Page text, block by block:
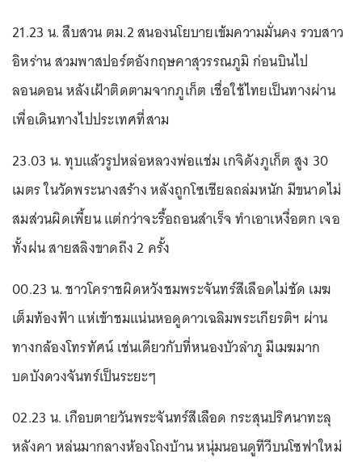
21.23 น. สืบสวน ตม.2 สนองนโยบายเข้มความมั่นคง รวบสาว
อิหร่าน สวมพาสปอร์ตอังกฤษคาสุวรรณภูมิ ก่อนบินไป
ลอนดอน หลังเฝ้าติดตามจากภูเก็ต เชื่อใช้ไทยเป็นทางผ่าน
เพื่อเดินทางไปประเทศที่สาม
23.03 น. ทุบแล้วรูปหล่อหลวงพ่อแช่ม เกจิดังภูเก็ต สูง 30
เมตร ในวัดพระนางสร้าง หลังถูกโซเชียลถล่มหนัก มีขนาดไม่
สมส่วนผิดเพี้ยน แต่กว่าจะรื้อถอนสำเร็จ ทำเอาเหงื่อตก เจอ
ทั้งฝน สายสลิงขาดถึง 2 ครั้ง
00.23 น. ชาวโคราชผิดหวังชมพระจันทร์สีเลือดไม่ชัด เมฆ
เต็มท้องฟ้า แห่เข้าชมแน่นหอดูดาวเฉลิมพระเกียรติฯ ผ่าน
ทางกล้องโทรทัศน์ เช่นเดียวกับที่หนองบัวลำภู มีเมฆมาก
บดบังดวงจันทร์เป็นระยะๆ
02.23 น. เกือบตายวันพระจันทร์สีเลือด กระสุนปริศนาทะลุ
หลังคา หล่นมากลางห้องโถงบ้าน หนุ่มนอนดูทีวีบนโซฟาใหม่